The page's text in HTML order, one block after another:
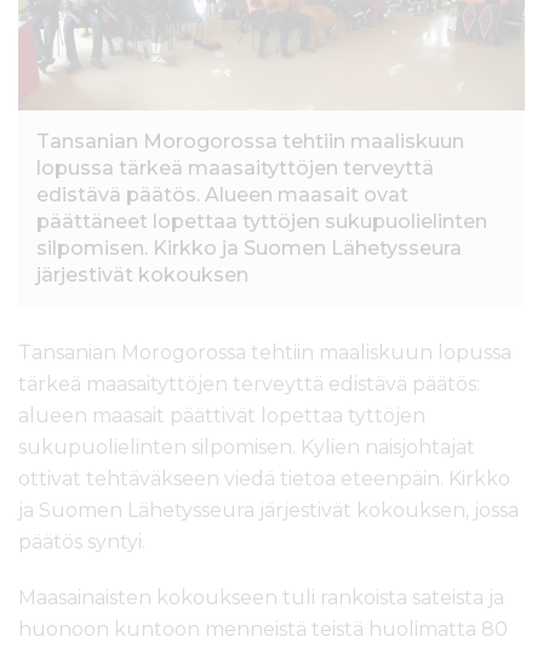
Tansanian Morogorossa tehtiin maaliskuun
lopussa tärkeä maasaityttöjen terveyttä
edistävä päätös. Alueen maasait ovat
päättäneet lopettaa tyttöjen sukupuolielinten
silpomisen. Kirkko ja Suomen Lähetysseura
järjestivät kokouksen
Tansanian Morogorossa tehtiin maaliskuun lopussa
tärkeä maasaityttöjen terveyttä edistävä päätös:
alueen maasait päättivät lopettaa tyttöjen
sukupuolielinten silpomisen. Kylien naisjohtajat
ottivat tehtäväkseen viedä tietoa eteenpäin. Kirkko
ja Suomen Lähetysseura järjestivät kokouksen, jossa
päätös syntyi.
Maasainaisten kokoukseen tuli rankoista sateista ja
huonoon kuntoon menneistä teistä huolimatta 80